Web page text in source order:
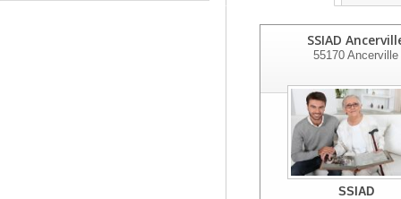
SSIAD
55170 Ancerville
SSIAD